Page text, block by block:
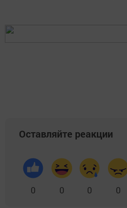
Оставляйте реакции
0 0 0 0